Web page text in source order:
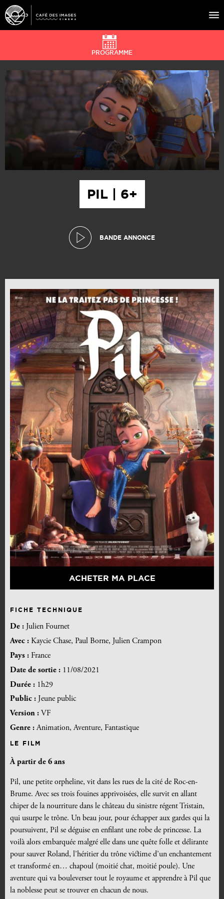
À L’AFFICHE
ÉVÉNEMENTS
CAFÉ DU CINÉ
PRATIQUE
ÉDUCATION AUX IMAGES
PIL | 6+
BANDE ANNONCE
ACHETER MA PLACE
FICHE TECHNIQUE
De : Julien Fournet
Avec : Kaycie Chase, Paul Borne, Julien Crampon
Pays : France
Date de sortie : 11/08/2021
Durée : 1h29
Public : Jeune public
Version : VF
Genre :Animation, Aventure, Fantastique
LE FILM
À partir de 6 ans
Pil, une petite orpheline, vit dans les rues de la cité de Roc-en-
Brume. Avec ses trois fouines apprivoisées, elle survit en allant
chiper de la nourriture dans le château du sinistre régent Tristain,
qui usurpe le trône. Un beau jour, pour échapper aux gardes qui la
poursuivent, Pil se déguise en enfilant une robe de princesse. La
voilà alors embarquée malgré elle dans une quête folle et délirante
pour sauver Roland, l’héritier du trône victime d’un enchantement
et transformé en… chapoul (moitié chat, moitié poule). Une
aventure qui va bouleverser tout le royaume et apprendre à Pil que
la noblesse peut se trouver en chacun de nous.
PROGRAMME